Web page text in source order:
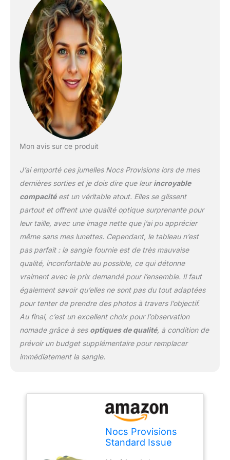
Mon avis sur ce produit
J’ai emporté ces jumelles Nocs Provisions lors de mes
dernières sorties et je dois dire que leurincroyable
compacitéest un véritable atout. Elles se glissent
partout et offrent une qualité optique surprenante pour
leur taille, avec une image nette que j’ai pu apprécier
même sans mes lunettes. Cependant, le tableau n’est
pas parfait : la sangle fournie est de très mauvaise
qualité, inconfortable au possible, ce qui détonne
vraiment avec le prix demandé pour l’ensemble. Il faut
également savoir qu’elles ne sont pas du tout adaptées
pour tenter de prendre des photos à travers l’objectif.
Au final, c’est un excellent choix pour l’observation
nomade grâce à ses optiques de qualité, à condition de
prévoir un budget supplémentaire pour remplacer
immédiatement la sangle.
Nocs Provisions
Standard Issue